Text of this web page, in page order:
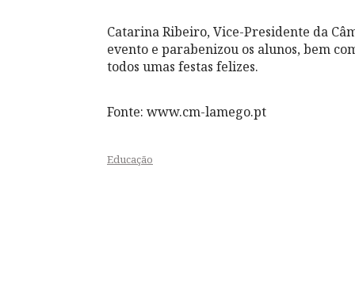
Catarina Ribeiro, Vice-Presidente da
evento e parabenizou os alunos, bem
todos umas festas felizes.
Fonte: www.cm-lamego.pt
Educação